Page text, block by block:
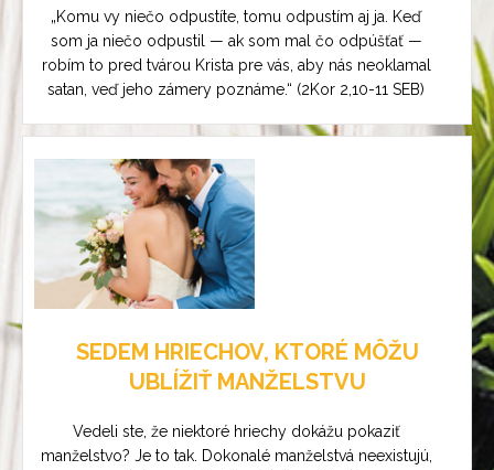
„Komu vy niečo odpustíte, tomu odpustím aj ja. Keď
som ja niečo odpustil — ak som mal čo odpúšťať —
robím to pred tvárou Krista pre vás, aby nás neoklamal
satan, veď jeho zámery poznáme.“ (2Kor 2,10-11 SEB)
SEDEM HRIECHOV, KTORÉ MÔŽU
UBLÍŽIŤ MANŽELSTVU
Vedeli ste, že niektoré hriechy dokážu pokaziť
manželstvo? Je to tak. Dokonalé manželstvá neexistujú,